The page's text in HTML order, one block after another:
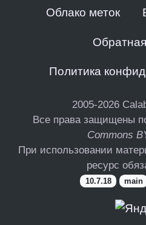
Облако меток
Политика
2005-2026
Все права защищены
Commons
При использовании
ресурс
10.7.18 main